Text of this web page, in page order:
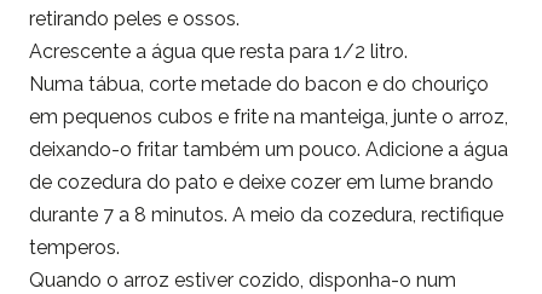
retirando peles e ossos.
Acrescente a água que resta para 1/2 litro.
Numa tábua, corte metade do bacon e do chouriço
em pequenos cubos e frite na manteiga, junte o arroz,
deixando-o fritar também um pouco. Adicione a água
de cozedura do pato e deixe cozer em lume brando
durante 7 a 8 minutos. A meio da cozedura, rectifique
temperos.
Quando o arroz estiver cozido, disponha-o num